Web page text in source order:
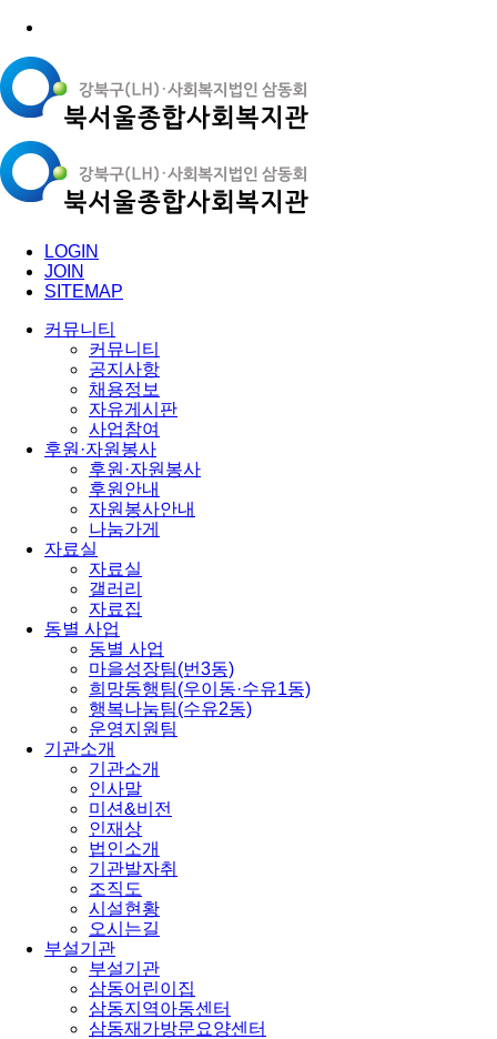
LOGIN
JOIN
SITEMAP
커뮤니티
커뮤니티
공지사항
채용정보
자유게시판
사업참여
후원·자원봉사
후원·자원봉사
후원안내
자원봉사안내
나눔가게
자료실
자료실
갤러리
자료집
동별 사업
동별 사업
마을성장팀(번3동)
희망동행팀(우이동·수유1동)
행복나눔팀(수유2동)
운영지원팀
기관소개
기관소개
인사말
미션&비전
인재상
법인소개
기관발자취
조직도
시설현황
오시는길
부설기관
부설기관
삼동어린이집
삼동지역아동센터
삼동재가방문요양센터